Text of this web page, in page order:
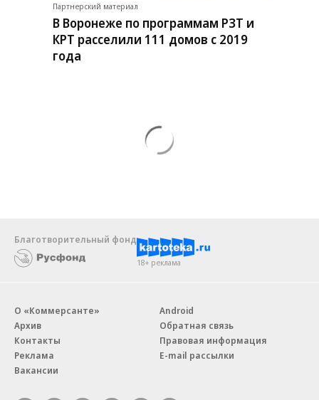
Партнерский материал
В Воронеже по программам РЗТ и
КРТ расселили 111 домов с 2019
года
Благотворительный фонд
18+ реклама
О «Коммерсанте»
Архив
Контакты
Реклама
Вакансии
Android
Обратная связь
Правовая информация
E-mail рассылки